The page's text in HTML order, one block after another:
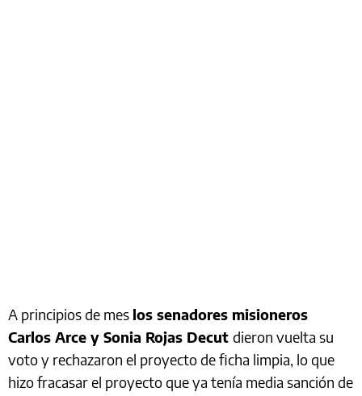
A principios de mes los senadores misioneros
Carlos Arce y Sonia Rojas Decut dieron vuelta su
voto y rechazaron el proyecto de ficha limpia, lo que
hizo fracasar el proyecto que ya tenía media sanción de